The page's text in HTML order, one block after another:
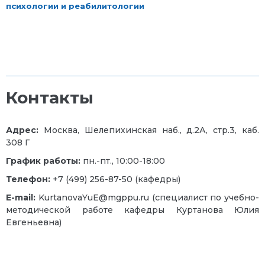
психологии и реабилитологии
Контакты
Адрес: Москва, Шелепихинская наб., д.2А, стр.3, каб.
308 Г
График работы: пн.-пт., 10:00-18:00
Телефон: +7 (499) 256-87-50 (кафедры)
E-mail: KurtanovaYuE@mgppu.ru (специалист по учебно-
методической работе кафедры Куртанова Юлия
Евгеньевна)